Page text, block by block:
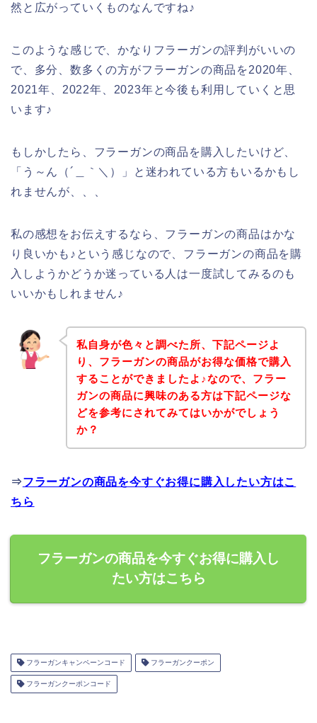
然と広がっていくものなんですね♪
このような感じで、かなりフラーガンの評判がいいの
で、多分、数多くの方がフラーガンの商品を2020年、
2021年、2022年、2023年と今後も利用していくと思
います♪
もしかしたら、フラーガンの商品を購入したいけど、
「う～ん（´＿｀＼）」と迷われている方もいるかもし
れませんが、、、
私の感想をお伝えするなら、フラーガンの商品はかな
り良いかも♪という感じなので、フラーガンの商品を購
入しようかどうか迷っている人は一度試してみるのも
いいかもしれません♪
私自身が色々と調べた所、下記ページよ
り、フラーガンの商品がお得な価格で購入
することができましたよ♪なので、フラー
ガンの商品に興味のある方は下記ページな
どを参考にされてみてはいかがでしょう
か？
⇒フラーガンの商品を今すぐお得に購入したい方はこ
ちら
フラーガンの商品を今すぐお得に購入し
たい方はこちら
フラーガンキャンペーンコード フラーガンクーポン
フラーガンクーポンコード